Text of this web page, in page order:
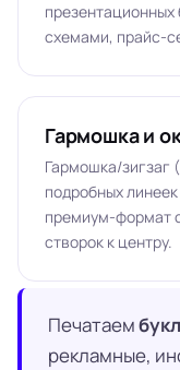
презентационных
схемами, прайс-
Гармошка и
Гармошка/зигзаг
подробных
премиум-формат
створок к центру.
Печатаем
рекламные,